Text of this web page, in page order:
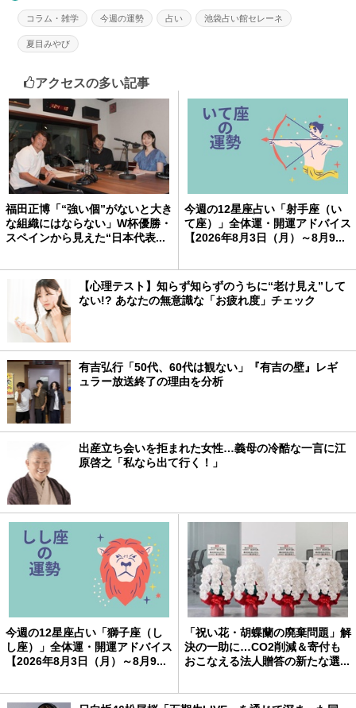
コラム・雑学 今週の運勢 占い 池袋占い館セレーネ
夏目みやび
アクセスの多い記事
福田正博「“強い個”がないと大き
な組織にはならない」W杯優勝・
スペインから見えた“日本代表...
今週の12星座占い「射手座（い
て座）」全体運・開運アドバイス
【2026年8月3日（月）～8月9...
【心理テスト】知らず知らずのうちに“老け見え”して
ない!? あなたの無意識な「お疲れ度」チェック
有吉弘行「50代、60代は観ない」『有吉の壁』レギ
ュラー放送終了の理由を分析
出産立ち会いを拒まれた女性…義母の冷酷な一言に江
原啓之「私なら出て行く！」
今週の12星座占い「獅子座（し
し座）」全体運・開運アドバイス
【2026年8月3日（月）～8月9...
「祝い花・胡蝶蘭の廃棄問題」解
決の一助に…CO2削減＆寄付も
おこなえる法人贈答の新たな選...